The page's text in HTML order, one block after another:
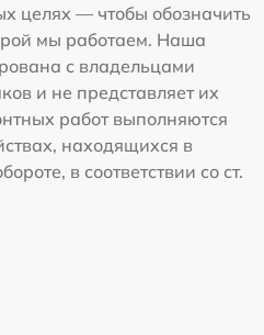
целях — чтобы обозначить
мы работаем. Наша
с владельцами
и не представляет их
работ выполняются
находящихся в
в соответствии со ст.